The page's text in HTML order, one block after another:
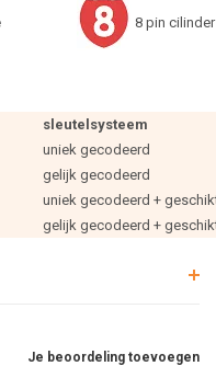
8 pin
sleutelsysteem
uniek gecodeerd
gelijk gecodeerd
uniek gecodeerd +
gelijk gecodeerd +
Je beoordeling toevoegen